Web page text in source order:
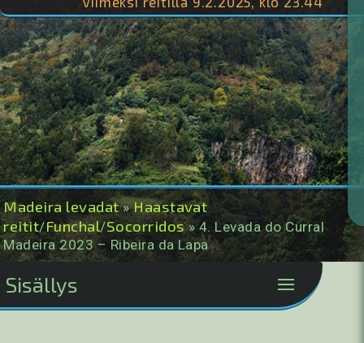
Madeira levadat»Haastavat
reitit/Funchal/Socorridos» 4. Levada do Curral
Madeira 2023 – Ribeira da Lapa
Sisällys